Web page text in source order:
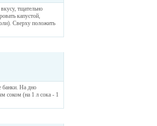
тщательно
капустой,
Сверху положить
банки. На дно
соком (на 1 л сока - 1